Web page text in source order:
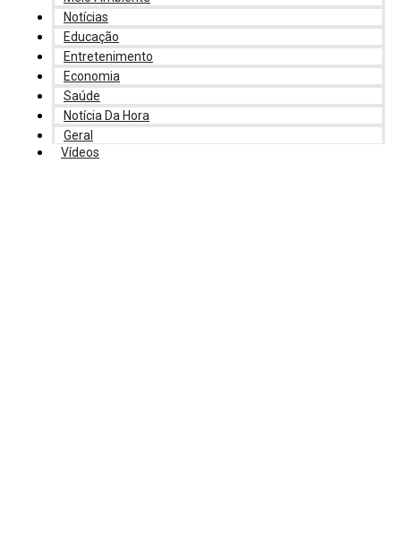
Notícias
Educação
Entretenimento
Economia
Saúde
Notícia Da Hora
Geral
Vídeos